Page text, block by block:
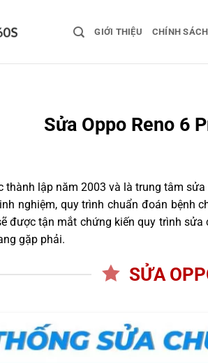
GIỚI THIỆU CHÍNH SÁCH
Sửa Oppo Reno 6
thành lập năm 2003 và là trung tâm
nghiệm, quy trình chuẩn đoán bệnh
được tận mắt chứng kiến quy trình
gặp phải.
SỬA